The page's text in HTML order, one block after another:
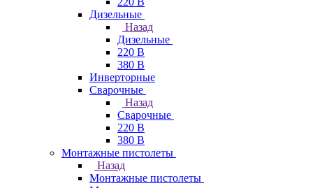
Дизельные
Назад
Дизельные
220 В
380 В
Инверторные
Сварочные
Назад
Сварочные
220 В
380 В
Монтажные пистолеты
Назад
Монтажные пистолеты